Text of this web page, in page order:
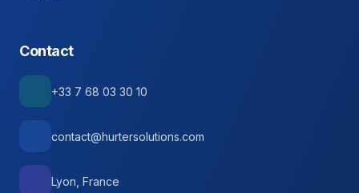
Contact
+33 7 68 03 30 10
contact@hurtersolutions.com
Lyon, France